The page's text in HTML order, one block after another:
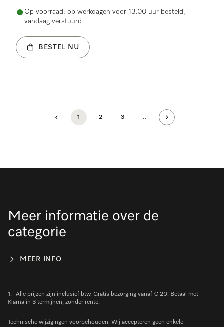
Op voorraad: op werkdagen voor 13.00 uur besteld,
vandaag verstuurd
BESTEL NU
1 2 3 ..
Meer informatie over de
categorie
MEER INFO
1.
Alle prijzen zijn inclusief btw. Gratis bezorging vanaf € 20. Betaal met
Klarna in 3 termijnen, zonder rente.
Technische wijzigingen voorbehouden. Wij accepteren geen enkele